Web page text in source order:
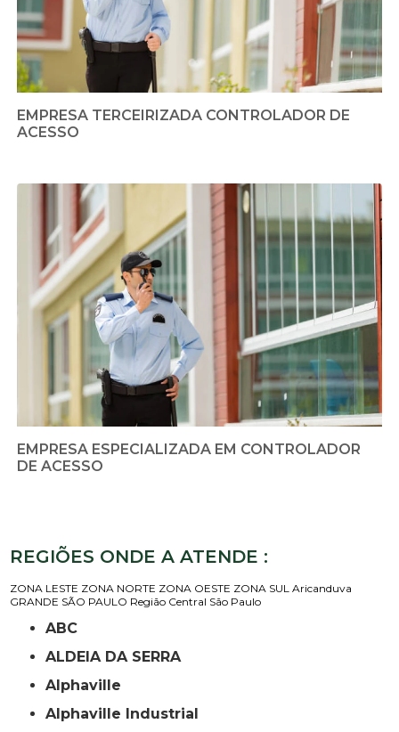
EMPRESA TERCEIRIZADA CONTROLADOR DE
ACESSO
EMPRESA ESPECIALIZADA EM CONTROLADOR
DE ACESSO
REGIÕES ONDE A ATENDE :
ZONA LESTE ZONA NORTE ZONA OESTE ZONA SUL Aricanduva
GRANDE SÃO PAULO Região Central São Paulo
ABC
ALDEIA DA SERRA
Alphaville
Alphaville Industrial